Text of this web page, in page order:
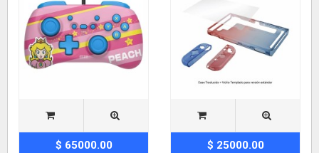
$ 65000.00 $ 25000.00